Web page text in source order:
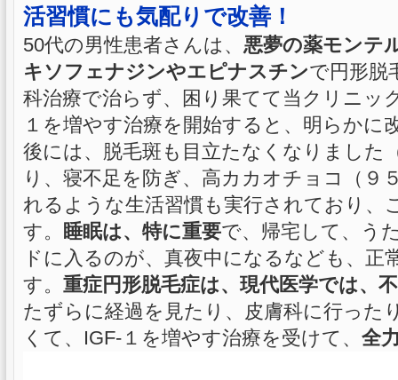
活習慣にも気配りで改善！
50代の男性患者さんは、 悪夢の薬モンテ
キソフェナジンやエピナスチンで円形脱
科治療で治らず、困り果てて当クリニッ
１を増やす治療を開始すると、明らかに
後には、脱毛斑も目立たなくなりました
り、寝不足を防ぎ、高カカオチョコ（９
れるような生活習慣も実行されており、
す。
睡眠は、特に重要で、帰宅して、う
ドに入るのが、真夜中になるなども、正
す。 重症円形脱毛症は、現代医学では、
たずらに経過を見たり、皮膚科に行った
くて、IGF-１を増やす治療を受けて、 全